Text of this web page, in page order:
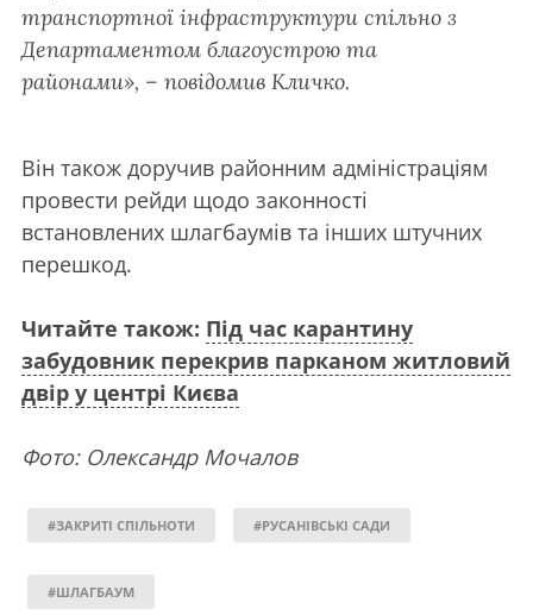
транспортної інфраструктури спільно з
Департаментом благоустрою та
районами», – повідомив Кличко.
Він також доручив районним адміністраціям
провести рейди щодо законності
встановлених шлагбаумів та інших штучних
перешкод.
Читайте також: Під час карантину
забудовник перекрив парканом житловий
двір у центрі Києва
Фото: Олександр Мочалов
#ЗАКРИТІ СПІЛЬНОТИ #РУСАНІВСЬКІ САДИ
#ШЛАГБАУМ